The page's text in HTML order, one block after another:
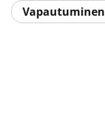
Vapautuminen